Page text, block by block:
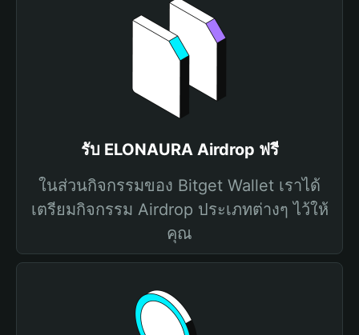
รับ ELONAURA Airdrop ฟรี
ในส่วนกิจกรรมของ Bitget Wallet เราได้
เตรียมกิจกรรม Airdrop ประเภทต่างๆ ไว้ให้
คุณ